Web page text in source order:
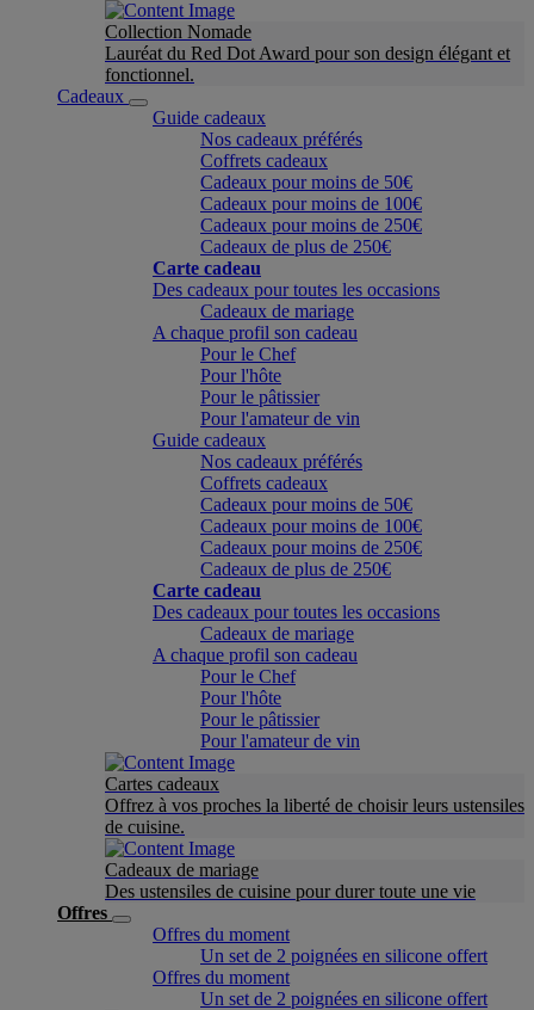
Collection Nomade
Lauréat du Red Dot Award pour son design élégant et
fonctionnel.
Cadeaux
Guide cadeaux
Nos cadeaux préférés
Coffrets cadeaux
Cadeaux pour moins de 50€
Cadeaux pour moins de 100€
Cadeaux pour moins de 250€
Cadeaux de plus de 250€
Carte cadeau
Des cadeaux pour toutes les occasions
Cadeaux de mariage
A chaque profil son cadeau
Pour le Chef
Pour l'hôte
Pour le pâtissier
Pour l'amateur de vin
Guide cadeaux
Nos cadeaux préférés
Coffrets cadeaux
Cadeaux pour moins de 50€
Cadeaux pour moins de 100€
Cadeaux pour moins de 250€
Cadeaux de plus de 250€
Carte cadeau
Des cadeaux pour toutes les occasions
Cadeaux de mariage
A chaque profil son cadeau
Pour le Chef
Pour l'hôte
Pour le pâtissier
Pour l'amateur de vin
Cartes cadeaux
Offrez à vos proches la liberté de choisir leurs ustensiles
de cuisine.
Cadeaux de mariage
Des ustensiles de cuisine pour durer toute une vie
Offres
Offres du moment
Un set de 2 poignées en silicone offert
Offres du moment
Un set de 2 poignées en silicone offert